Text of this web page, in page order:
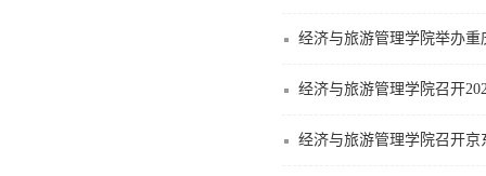
经济与旅游管理学院举办
经济与旅游管理学院召开
经济与旅游管理学院召开